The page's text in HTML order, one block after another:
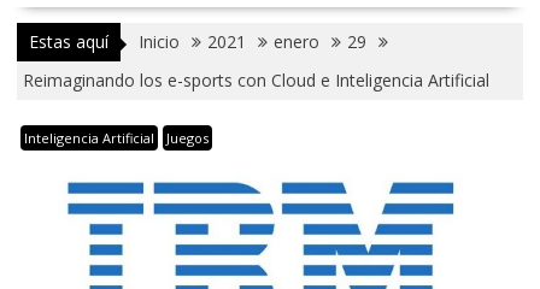
Estas aquí Inicio 2021 enero
29
Reimaginando los e-sports con Cloud e Inteligencia Artificial
Inteligencia Artificial Juegos